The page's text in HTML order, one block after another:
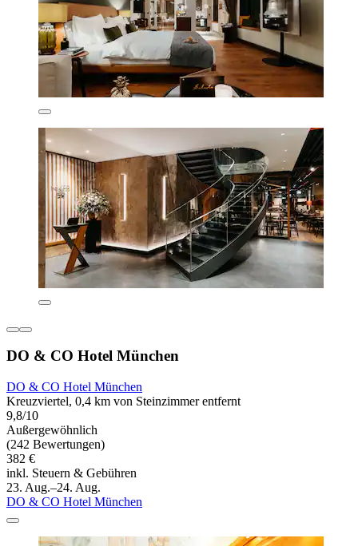
DO & CO Hotel München
DO & CO Hotel München
Kreuzviertel, 0,4 km von Steinzimmer entfernt
9,8/10
Außergewöhnlich
(242 Bewertungen)
382 €
inkl. Steuern & Gebühren
23. Aug.–24. Aug.
DO & CO Hotel München